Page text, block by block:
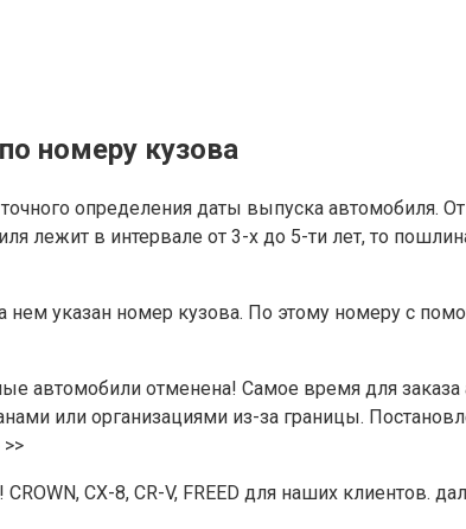
номеру кузова
точного определения даты выпуска
лежит в интервале от 3-х до 5-ти лет, то
указан номер кузова. По этому номеру с
автомобили отменена! Самое время для
или организациями из-за границы.
CX-8, CR-V, FREED для наших клиентов.